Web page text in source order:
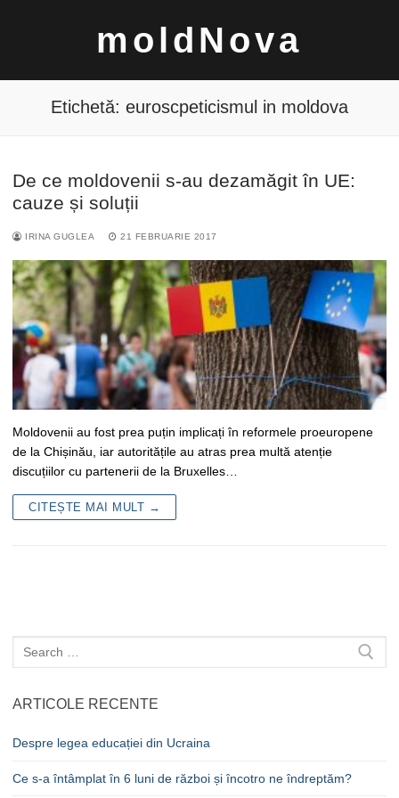
moldNova
Caută
Etichetă: euroscpeticismul in moldova
De ce moldovenii s-au dezamăgit în UE:
cauze și soluții
IRINA GUGLEA 21 FEBRUARIE 2017
Moldovenii au fost prea puțin implicați în reformele proeuropene
de la Chișinău, iar autoritățile au atras prea multă atenție
discuțiilor cu partenerii de la Bruxelles…
CITEȘTE MAI MULT →
Caută
după:
ARTICOLE RECENTE
Despre legea educației din Ucraina
Ce s-a întâmplat în 6 luni de război și încotro ne îndreptăm?